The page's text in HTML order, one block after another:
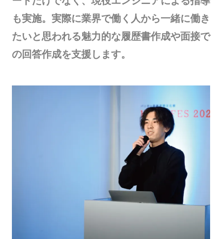
も実施。実際に業界で働く人から一緒に働き
たいと思われる魅力的な履歴書作成や面接で
の回答作成を支援します。